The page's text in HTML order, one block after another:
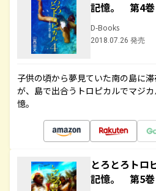
記憶。 第4巻
D-Books
2018.07.26 発売
子供の頃から夢見ていた南の島に
が、島で出合うトロピカルでマジ
憶。
とろとろト
記憶。 第5巻